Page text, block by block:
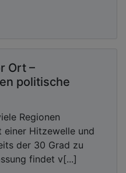
Ort –
politische
Regionen
einer Hitzewelle und
der 30 Grad zu
findet v[...]